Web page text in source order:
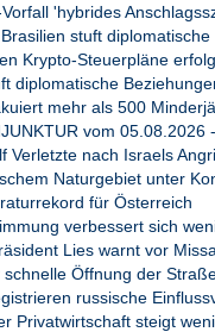
'hybrides
stuft diplomatische
Krypto-Steuerpläne
diplomatische
mehr als 500
vom 05.08.2026
Verletzte nach Israels
Naturgebiet unter
für Österreich
verbessert sich
Lies warnt vor
schnelle Öffnung der
russische
Privatwirtschaft steigt